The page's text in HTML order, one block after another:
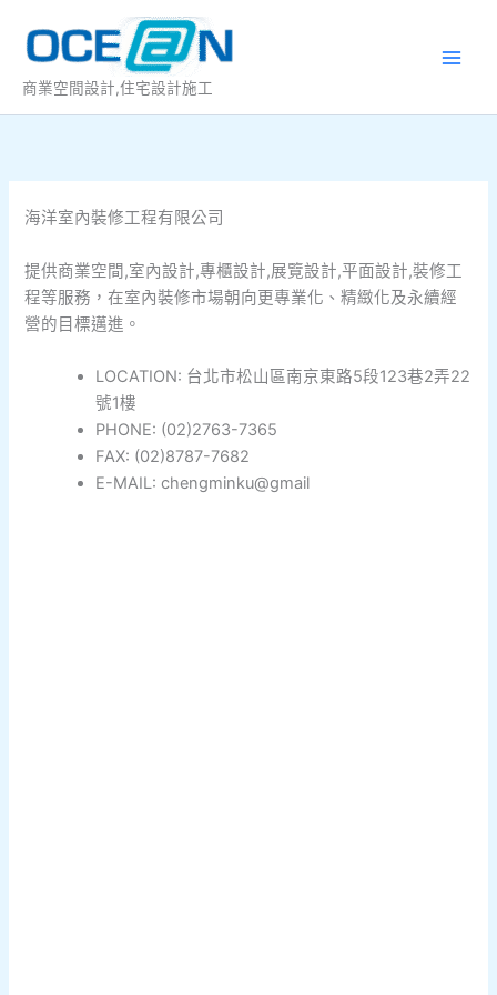
內
商業空間設計,住宅設計施工
海洋室內裝修工程有限公司
提供商業空間,室內設計,專櫃設計,展覽設計,平面設計,裝修工
程等服務，在室內裝修市場朝向更專業化、精緻化及永續經
營的目標邁進。
LOCATION: 台北市松山區南京東路5段123巷2弄22
號1樓
PHONE: (02)2763-7365
FAX: (02)8787-7682
E-MAIL: chengminku@gmail